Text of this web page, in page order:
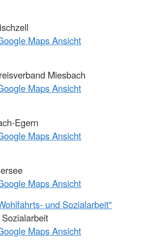
Maps Ansicht
Miesbach
Maps Ansicht
Egern
Maps Ansicht
Maps Ansicht
und Sozialarbeit"
Maps Ansicht